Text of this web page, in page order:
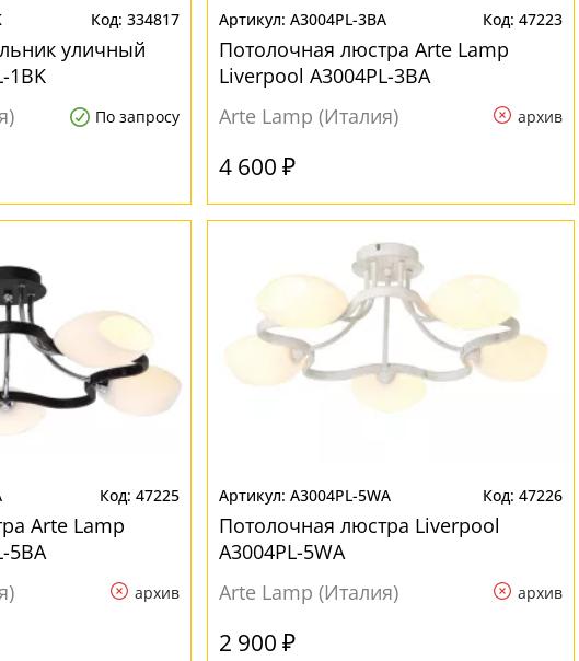
334817
уличный
1BK
По запросу
A3004PL-3BA 47223
Потолочная люстра Arte Lamp
Liverpool A3004PL-3BA
Arte Lamp (Италия)
архив
4 600 ₽
47225
Arte Lamp
5BA
архив
A3004PL-5WA 47226
Потолочная люстра Liverpool
A3004PL-5WA
Arte Lamp (Италия)
архив
2 900 ₽